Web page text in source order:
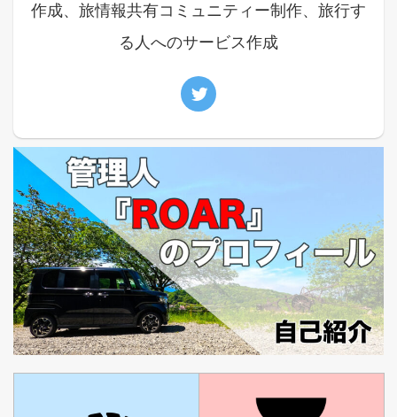
作成、旅情報共有コミュニティー制作、旅行す
る人へのサービス作成